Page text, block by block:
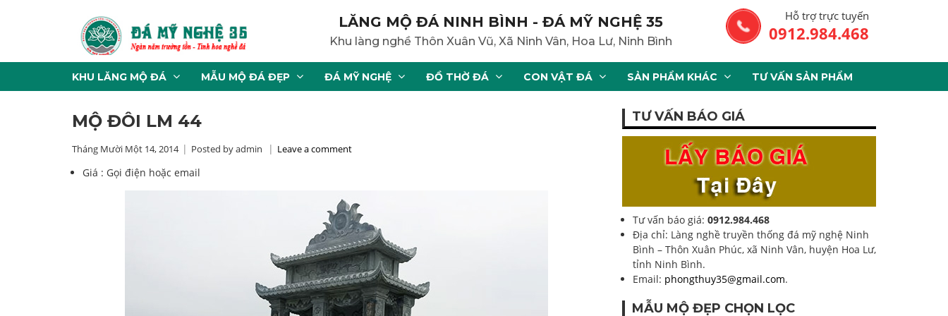
LĂNG MỘ ĐÁ NINH BÌNH - ĐÁ MỸ NGHỆ 35
Khu làng nghề Thôn Xuân Vũ, Xã Ninh Vân, Hoa Lư, Ninh Bình
Hỗ trợ trực tuyến
0912.984.468
KHU LĂNG MỘ ĐÁ MẪU MỘ ĐÁ ĐẸP ĐÁ MỸ NGHỆ ĐỒ THỜ ĐÁ CON VẬT ĐÁ SẢN PHẨM KHÁC TƯ VẤN SẢN PHẨM
MỘ ĐÔI LM 44
Tháng Mười Một 14, 2014 Posted by admin Leave a comment
Giá : Gọi điện hoặc email
TƯ VẤN BÁO GIÁ
Tư vấn báo giá: 0912.984.468
Địa chỉ: Làng nghề truyền thống đá mỹ nghệ Ninh
Bình – Thôn Xuân Phúc, xã Ninh Vân, huyện Hoa Lư,
tỉnh Ninh Bình.
Email: phongthuy35@gmail.com.
MẪU MỘ ĐẸP CHỌN LỌC